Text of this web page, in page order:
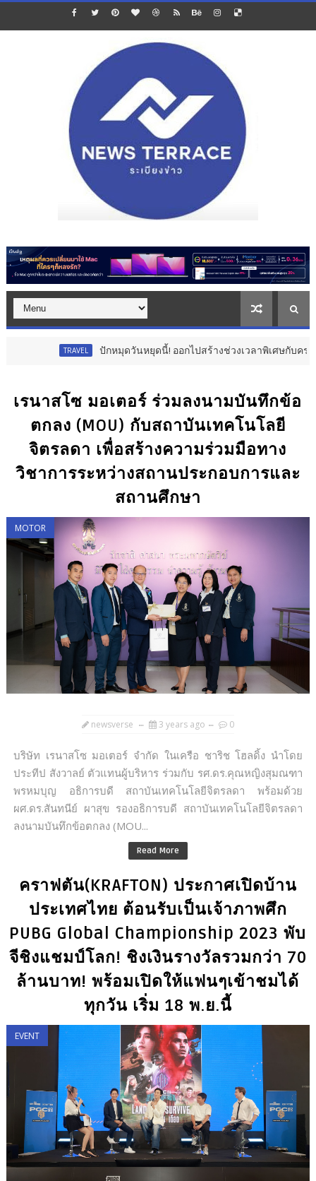
ปักหมุดวันหยุดนี้! ออกไปสร้างช่วงเวลาพิเศษกับครอบครัว สร้
เรนาสโซ มอเตอร์ ร่วมลงนามบันทึกข้อ
ตกลง (MOU) กับสถาบันเทคโนโลยี
จิตรลดา เพื่อสร้างความร่วมมือทาง
วิชาการระหว่างสถานประกอบการและ
สถานศึกษา
MOTOR
newsverse 3 years ago 0
บริษัท เรนาสโซ มอเตอร์ จำกัด ในเครือ ชาริช โฮลดิ้ง นำโดย
ประทีป สังวาลย์ ตัวแทนผู้บริหาร ร่วมกับ รศ.ดร.คุณหญิงสุมณฑา
พรหมบุญ อธิการบดี สถาบันเทคโนโลยีจิตรลดา พร้อมด้วย
ผศ.ดร.สันทนีย์ ผาสุข รองอธิการบดี สถาบันเทคโนโลยีจิตรลดา
ลงนามบันทึกข้อตกลง (MOU...
Read More
คราฟตัน(KRAFTON) ประกาศเปิดบ้าน
ประเทศไทย ต้อนรับเป็นเจ้าภาพศึก
PUBG Global Championship 2023 พับ
จีชิงแชมป์โลก! ชิงเงินรางวัลรวมกว่า 70
ล้านบาท! พร้อมเปิดให้แฟนๆเข้าชมได้
ทุกวัน เริ่ม 18 พ.ย.นี้
EVENT